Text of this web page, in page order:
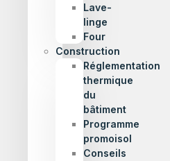
Lave-
linge
Four
Construction
Réglementation
thermique
du
bâtiment
Programme
promoisol
Conseils